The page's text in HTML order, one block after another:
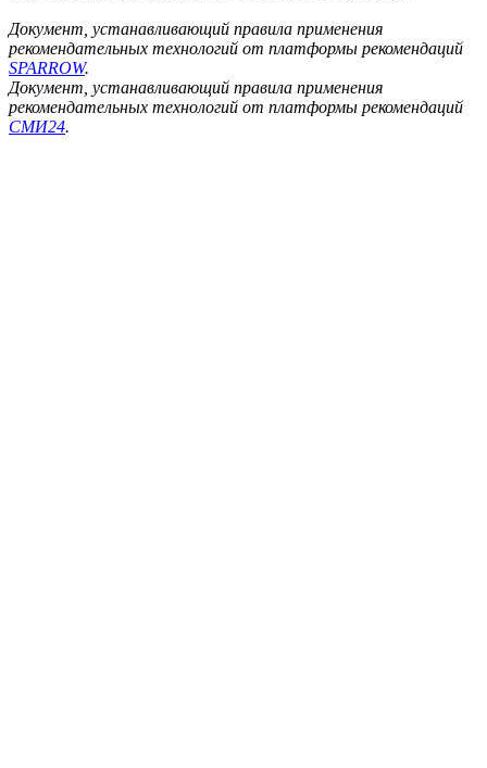
Документ, устанавливающий правила применения
рекомендательных технологий от платформы рекомендаций
SPARROW.
Документ, устанавливающий правила применения
рекомендательных технологий от платформы рекомендаций
СМИ24.